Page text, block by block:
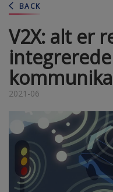
BACK
V2X: alt er
integrerede
2021-06